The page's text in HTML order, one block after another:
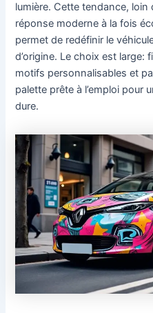
lumière. Cette tendance, loin
réponse moderne à la fois
permet de redéfinir le
d’origine. Le choix est large:
motifs personnalisables et
palette prête à l’emploi pour
dure.